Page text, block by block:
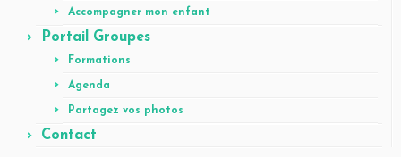
Accompagner mon enfant
Portail Groupes
Formations
Agenda
Partagez vos photos
Contact